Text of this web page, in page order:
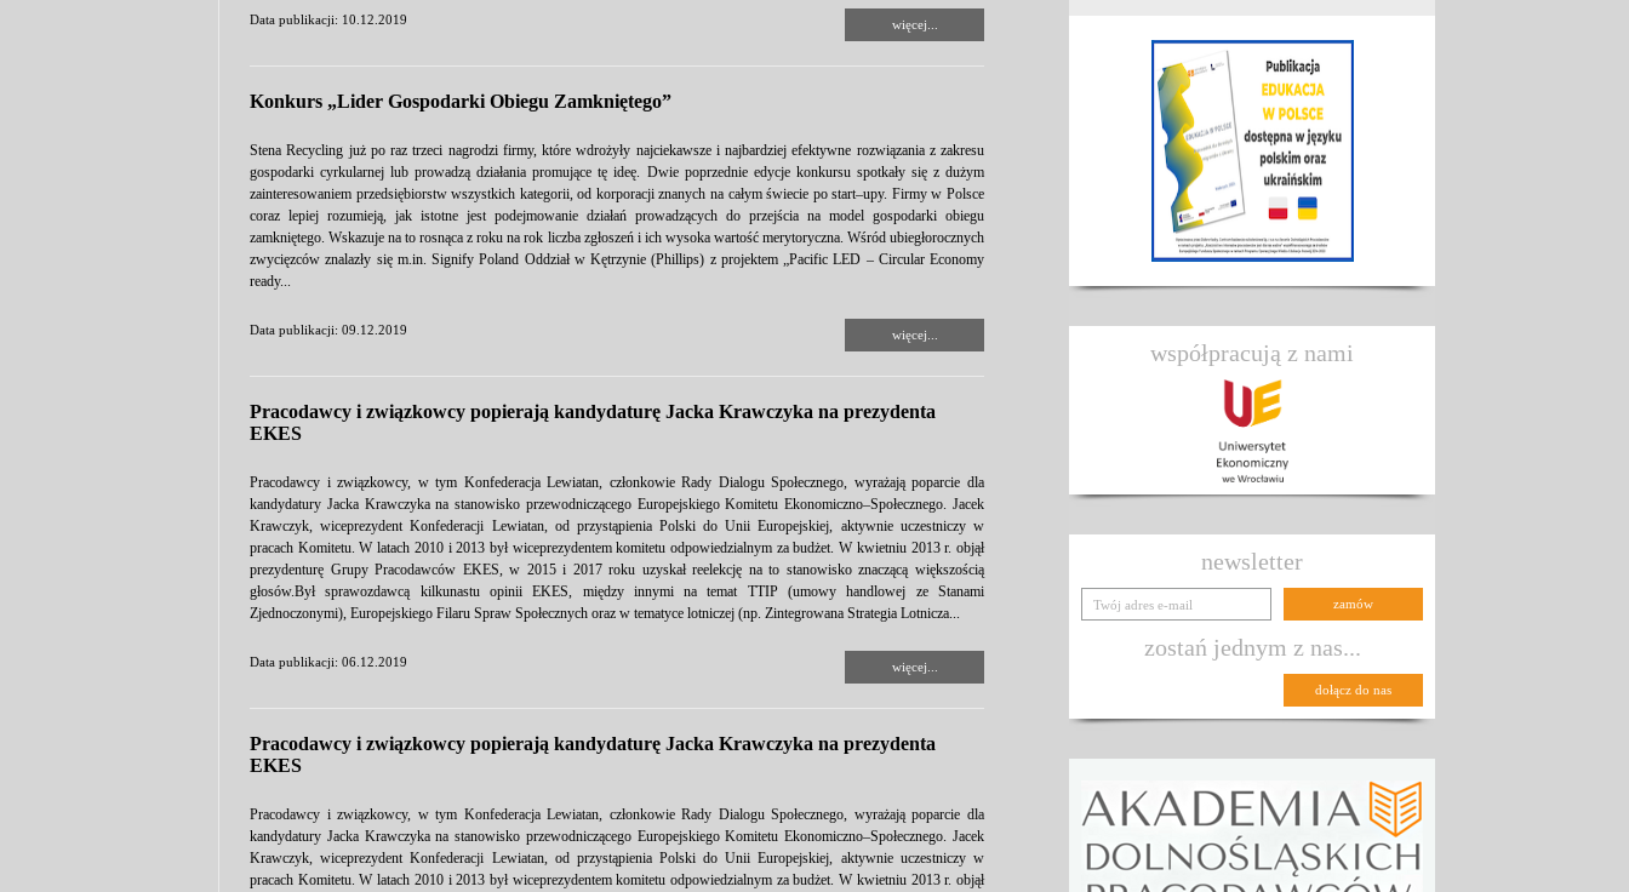
Data publikacji: 10.12.2019 więcej...
Konkurs „Lider Gospodarki Obiegu Zamkniętego”
Stena Recycling już po raz trzeci nagrodzi firmy, które wdrożyły najciekawsze i najbardziej efektywne rozwiązania z zakresu
gospodarki cyrkularnej lub prowadzą działania promujące tę ideę. Dwie poprzednie edycje konkursu spotkały się z dużym
zainteresowaniem przedsiębiorstw wszystkich kategorii, od korporacji znanych na całym świecie po start–upy. Firmy w Polsce
coraz lepiej rozumieją, jak istotne jest podejmowanie działań prowadzących do przejścia na model gospodarki obiegu
zamkniętego. Wskazuje na to rosnąca z roku na rok liczba zgłoszeń i ich wysoka wartość merytoryczna. Wśród ubiegłorocznych
zwycięzców znalazły się m.in. Signify Poland Oddział w Kętrzynie (Phillips) z projektem „Pacific LED – Circular Economy
ready...
Data publikacji: 09.12.2019 więcej...
Pracodawcy i związkowcy popierają kandydaturę Jacka Krawczyka na prezydenta
EKES
Pracodawcy i związkowcy, w tym Konfederacja Lewiatan, członkowie Rady Dialogu Społecznego, wyrażają poparcie dla
kandydatury Jacka Krawczyka na stanowisko przewodniczącego Europejskiego Komitetu Ekonomiczno–Społecznego. Jacek
Krawczyk, wiceprezydent Konfederacji Lewiatan, od przystąpienia Polski do Unii Europejskiej, aktywnie uczestniczy w
pracach Komitetu. W latach 2010 i 2013 był wiceprezydentem komitetu odpowiedzialnym za budżet. W kwietniu 2013 r. objął
prezydenturę Grupy Pracodawców EKES, w 2015 i 2017 roku uzyskał reelekcję na to stanowisko znaczącą większością
głosów.Był sprawozdawcą kilkunastu opinii EKES, między innymi na temat TTIP (umowy handlowej ze Stanami
Zjednoczonymi), Europejskiego Filaru Spraw Społecznych oraz w tematyce lotniczej (np. Zintegrowana Strategia Lotnicza...
Data publikacji: 06.12.2019 więcej...
Pracodawcy i związkowcy popierają kandydaturę Jacka Krawczyka na prezydenta
EKES
Pracodawcy i związkowcy, w tym Konfederacja Lewiatan, członkowie Rady Dialogu Społecznego, wyrażają poparcie dla
kandydatury Jacka Krawczyka na stanowisko przewodniczącego Europejskiego Komitetu Ekonomiczno–Społecznego. Jacek
Krawczyk, wiceprezydent Konfederacji Lewiatan, od przystąpienia Polski do Unii Europejskiej, aktywnie uczestniczy w
pracach Komitetu. W latach 2010 i 2013 był wiceprezydentem komitetu odpowiedzialnym za budżet. W kwietniu 2013 r. objął
współpracują z nami
newsletter
zostań jednym z nas...